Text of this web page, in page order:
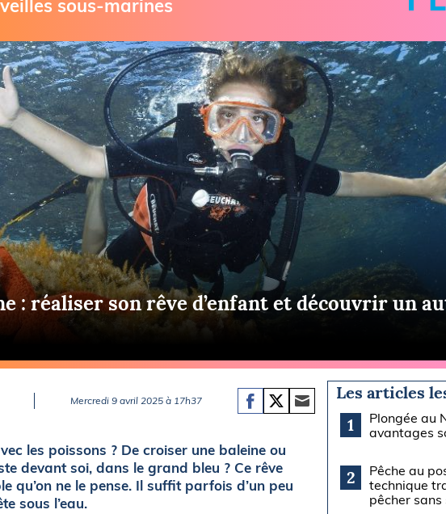
en mer
FLASH INFO
sous-marines
: réaliser son rêve d’enfant et découvrir un
Mercredi 9 avril 2025 à 17h37
les poissons ? De croiser une baleine ou
devant soi, dans le grand bleu ? Ce rêve
qu’on ne le pense. Il suffit parfois d’un peu
sous l’eau.
Les articles
1
Plongée au
avantages
2
Pêche au
technique
pêcher